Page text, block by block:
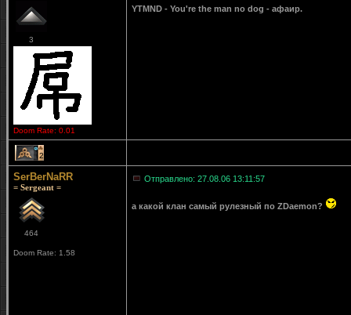
3
Doom Rate: 0.01
YTMND - You're the man no dog - афаир.
2
SerBerNaRR
= Sergeant =
464
Doom Rate: 1.58
Отправлено: 27.08.06 13:11:57
а какой клан самый рулезный по ZDaemon?